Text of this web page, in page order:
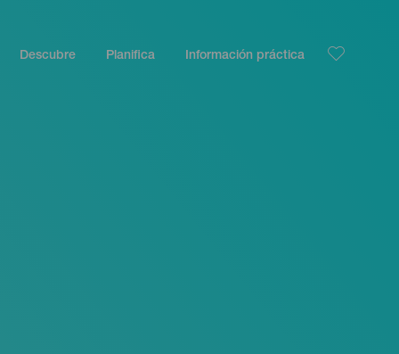
Descubre Planifica Información práctica